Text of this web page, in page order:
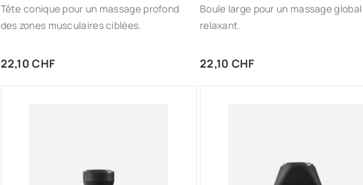
Tête conique pour un massage profond
des zones musculaires ciblées.
Prix
22,10 CHF
Boule large pour un massage
relaxant.
Prix
22,10 CHF